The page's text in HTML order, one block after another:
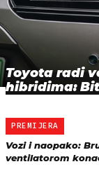
Toyota radi
hibridima:
PREMIJERA
Vozi i naopako:
ventilatorom